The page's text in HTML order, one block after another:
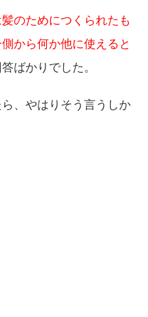
のためにつくられたも
から何か他に使えると
ばかりでした。
、やはりそう言うしか